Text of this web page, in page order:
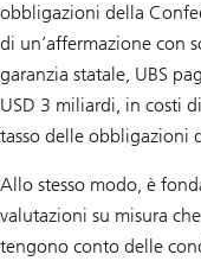
obbligazioni della
di un’affermazione con
garanzia statale, UBS
USD 3 miliardi, in costi
tasso delle obbligazioni
Allo stesso modo, è
valutazioni su misura
tengono conto delle